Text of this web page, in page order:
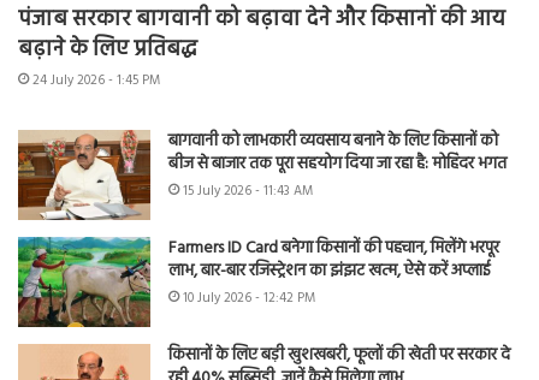
पंजाब सरकार बागवानी को बढ़ावा देने और किसानों की आय
बढ़ाने के लिए प्रतिबद्ध
24 July 2026 - 1:45 PM
बागवानी को लाभकारी व्यवसाय बनाने के लिए किसानों को
बीज से बाजार तक पूरा सहयोग दिया जा रहा है: मोहिंदर भगत
15 July 2026 - 11:43 AM
Farmers ID Card बनेगा किसानों की पहचान, मिलेंगे भरपूर
लाभ, बार-बार रजिस्ट्रेशन का झंझट खत्म, ऐसे करें अप्लाई
10 July 2026 - 12:42 PM
किसानों के लिए बड़ी खुशखबरी, फूलों की खेती पर सरकार दे